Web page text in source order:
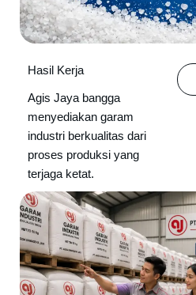
Hasil Kerja
Agis Jaya bangga
menyediakan garam
industri berkualitas dari
proses produksi yang
terjaga ketat.